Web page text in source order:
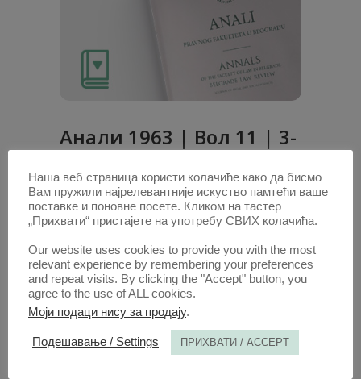
Анaли 1963 | Вол 11 | 3-
Радови овог аутора у овој свесци
ВОЈНИ СУД (PDF)
БЕЛЕШКЕ (PDF)
1. ОКТ. 2020.
Наша веб страница користи колачиће како да бисмо
Вам пружили најрелевантније искуство памтећи ваше
поставке и поновне посете. Кликом на тастер
„Прихвати“ пристајете на употребу СВИХ колачића.
Our website uses cookies to provide you with the most
relevant experience by remembering your preferences
and repeat visits. By clicking the "Accept" button, you
agree to the use of ALL cookies.
Моји подаци нису за продају.
Подешавање / Settings ПРИХВАТИ / ACCEPT